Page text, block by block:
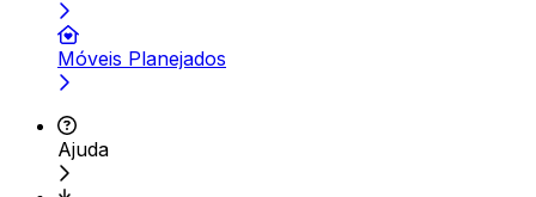
Móveis Planejados
Ajuda